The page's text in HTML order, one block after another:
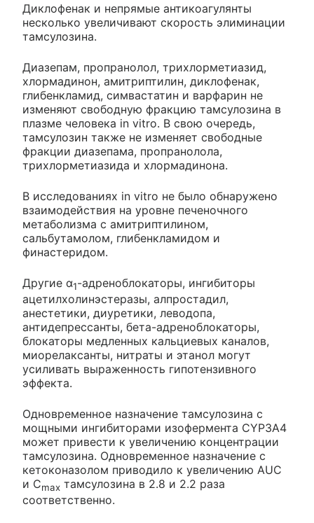
Диклофенак и непрямые антикоагулянты
несколько увеличивают скорость элиминации
тамсулозина.
Диазепам, пропранолол, трихлорметиазид,
хлормадинон, амитриптилин, диклофенак,
глибенкламид, симвастатин и варфарин не
изменяют свободную фракцию тамсулозина в
плазме человека in vitro. В свою очередь,
тамсулозин также не изменяет свободные
фракции диазепама, пропранолола,
трихлорметиазида и хлормадинона.
В исследованиях in vitro не было обнаружено
взаимодействия на уровне печеночного
метаболизма с амитриптилином,
сальбутамолом, глибенкламидом и
финастеридом.
Другие α1-адреноблокаторы, ингибиторы
ацетилхолинэстеразы, алпростадил,
анестетики, диуретики, леводопа,
антидепрессанты, бета-адреноблокаторы,
блокаторы медленных кальциевых каналов,
миорелаксанты, нитраты и этанол могут
усиливать выраженность гипотензивного
эффекта.
Одновременное назначение тамсулозина с
мощными ингибиторами изофермента CYP3A4
может привести к увеличению концентрации
тамсулозина. Одновременное назначение с
кетоконазолом приводило к увеличению AUC
и Сmax тамсулозина в 2.8 и 2.2 раза
соответственно.